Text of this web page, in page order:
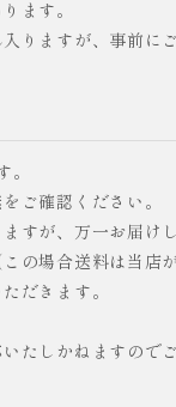
ます。
りますが、事前に
。
ご確認ください。
すが、万一お届
の場合送料は当店
だきます。
たしかねますので